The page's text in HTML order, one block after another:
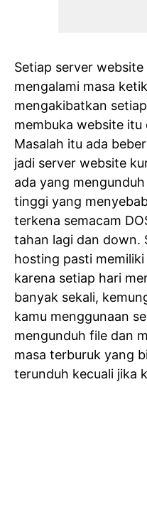
Setiap server
mengalami masa
mengakibatkan
membuka website itu
Masalah itu ada
jadi server website
ada yang
tinggi yang
terkena semacam
tahan lagi dan down.
hosting pasti
karena setiap hari
banyak sekali,
kamu menggunaan
mengunduh file dan
masa terburuk yang
terunduh kecuali jika